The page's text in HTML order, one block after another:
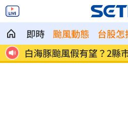
即時 颱風動態 台股怎
選美佳麗舞台「與蛇共
了